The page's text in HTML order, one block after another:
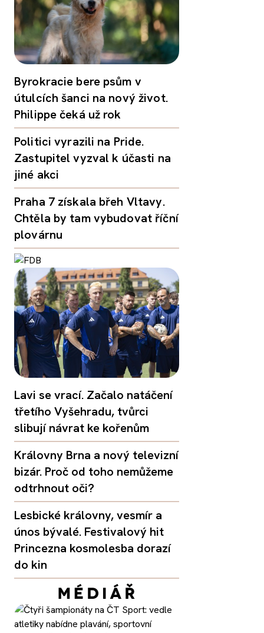
Byrokracie bere psům v
útulcích šanci na nový život.
Philippe čeká už rok
Politici vyrazili na Pride.
Zastupitel vyzval k účasti na
jiné akci
Praha 7 získala břeh Vltavy.
Chtěla by tam vybudovat říční
plovárnu
Lavi se vrací. Začalo natáčení
třetího Vyšehradu, tvůrci
slibují návrat ke kořenům
Královny Brna a nový televizní
bizár. Proč od toho nemůžeme
odtrhnout oči?
Lesbické královny, vesmír a
únos bývalé. Festivalový hit
Princezna kosmolesba dorazí
do kin